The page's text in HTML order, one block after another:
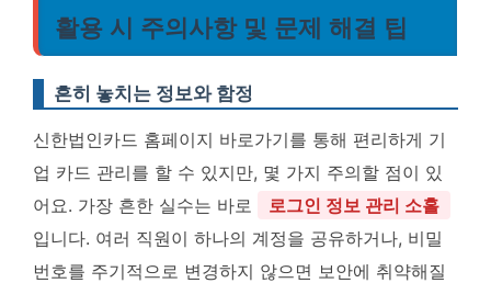
활용 시 주의사항 및 문제 해결 팁
흔히 놓치는 정보와 함정
신한법인카드 홈페이지 바로가기를 통해 편리하게 기
업 카드 관리를 할 수 있지만, 몇 가지 주의할 점이 있
어요. 가장 흔한 실수는 바로
로그인 정보 관리 소홀
입니다. 여러 직원이 하나의 계정을 공유하거나, 비밀
번호를 주기적으로 변경하지 않으면 보안에 취약해질